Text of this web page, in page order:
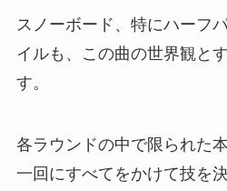
スノーボード、特にハーフ
イルも、この曲の世界観と
す。
各ラウンドの中で限られた
一回にすべてをかけて技を